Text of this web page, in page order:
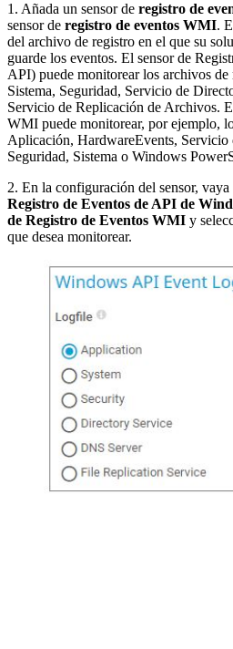
1. Añada un sensor de registro de
sensor de registro de eventos WMI.
del archivo de registro en el que su
guarde los eventos. El sensor de
API) puede monitorear los archivos
Sistema, Seguridad, Servicio de
Servicio de Replicación de Archivos.
WMI puede monitorear, por ejemplo,
Aplicación, HardwareEvents, Servicio
Seguridad, Sistema o Windows
2. En la configuración del sensor, vaya
Registro de Eventos de API de
de Registro de Eventos WMI y
que desea monitorear.